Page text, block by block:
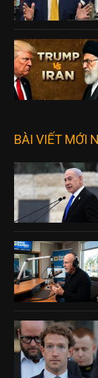
BÀI VIẾT MỚI